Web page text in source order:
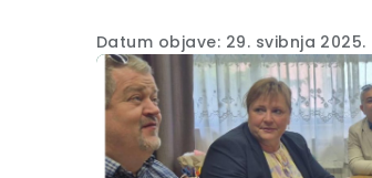
Datum objave: 29. svibnja 2025.